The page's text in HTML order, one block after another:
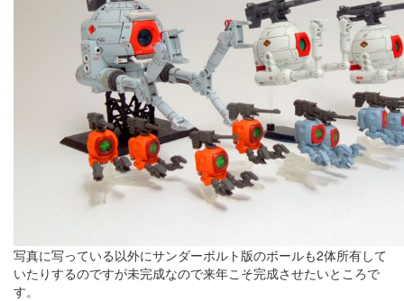
写真に写っている以外にサンダーボルト版のボールも2体所有して
いたりするのですが未完成なので来年こそ完成させたいところで
す。